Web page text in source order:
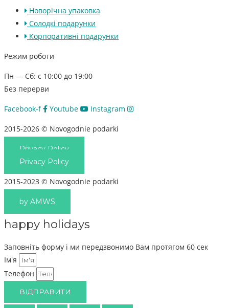
Новорічна упаковка
Солодкі подарунки
Корпоративні подарунки
Режим роботи
Пн — Сб: с 10:00 до 19:00
Без перерви
Facebook-f Youtube Instagram
2015-2026 © Novogodnie podarki
Privacy Policy
Privacy Policy
2015-2023 © Novogodnie podarki
by AMWS
happy holidays
Заповніть форму і ми передзвонимо Вам протягом 60 сек
Ім'я
Телефон
ВІДПРАВИТИ